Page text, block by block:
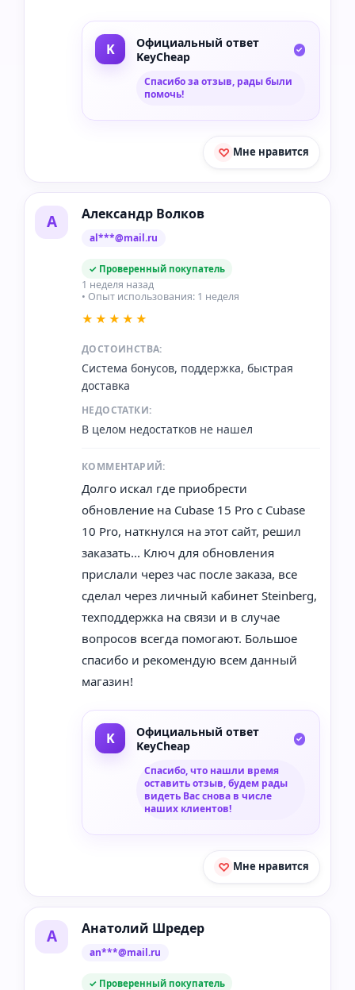
Официальный ответ
KeyCheap
Спасибо за отзыв, рады были
помочь!
Мне нравится
А Александр Волков
al***@mail.ru
✓ Проверенный покупатель
1 неделя назад
• Опыт использования: 1 неделя
★★★★★
ДОСТОИНСТВА:
Система бонусов, поддержка, быстрая
доставка
НЕДОСТАТКИ:
В целом недостатков не нашел
КОММЕНТАРИЙ:
Долго искал где приобрести
обновление на Cubase 15 Pro с Cubase
10 Pro, наткнулся на этот сайт, решил
заказать... Ключ для обновления
прислали через час после заказа, все
сделал через личный кабинет Steinberg,
техподдержка на связи и в случае
вопросов всегда помогают. Большое
спасибо и рекомендую всем данный
магазин!
Официальный ответ
KeyCheap
Спасибо, что нашли время
оставить отзыв, будем рады
видеть Вас снова в числе
наших клиентов!
Мне нравится
А Анатолий Шредер
an***@mail.ru
✓ Проверенный покупатель